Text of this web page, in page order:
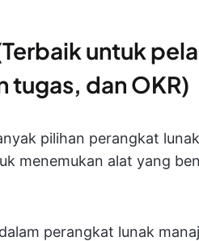
untuk
tugas, dan OKR)
pilihan perangkat
menemukan alat yang
perangkat lunak